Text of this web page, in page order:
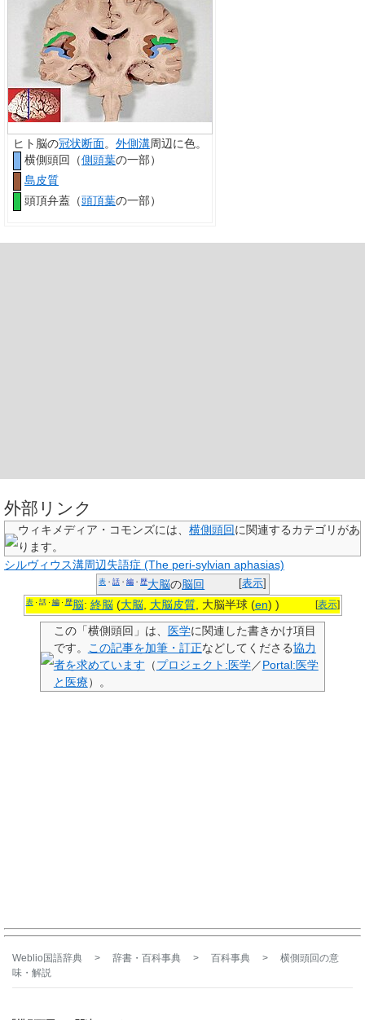
ヒト脳の冠状断面。 外側溝周辺に色。
横側頭回
（側頭葉の一部）
島皮質
頭頂弁蓋（頭頂葉の一部）
外部リンク
ウィキメディア・コモンズには、 横側頭回に関連するカテゴリがあ
ります。
シルヴィウス溝周辺失語症 (The peri-sylvian aphasias)
表示]
表 ・話 ・編 ・歴大脳の脳回
[表示]
表・ 話・ 編・ 歴脳: 終脳(大脳, 大脳皮質, 大脳半球(en) )
この「横側頭回 」は、 医学に関連した書きかけ項目
です。 この記事を加筆・訂正などしてくださる協力
者を求めています （プロジェクト:医学／Portal:医学
と医療）。
Weblio国語辞典 > 辞書・百科事典 > 百科事典 > 横側頭回の意
味・解説